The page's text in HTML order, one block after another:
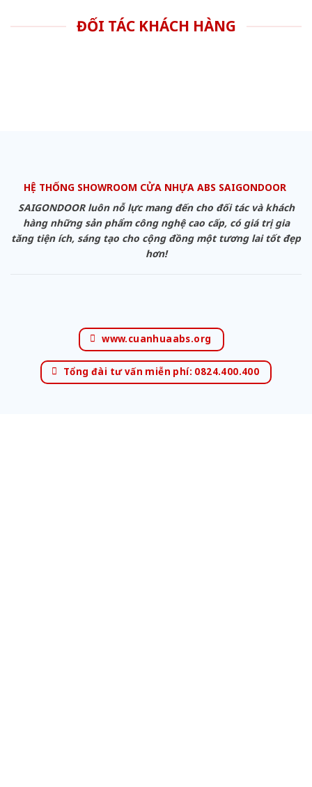
ĐỐI TÁC KHÁCH HÀNG
HỆ THỐNG SHOWROOM CỬA NHỰA ABS SAIGONDOOR
SAIGONDOOR luôn nỗ lực mang đến cho đối tác và khách
hàng những sản phẩm công nghệ cao cấp, có giá trị gia
tăng tiện ích, sáng tạo cho cộng đồng một tương lai tốt đẹp
hơn!
www.cuanhuaabs.org
Tổng đài tư vấn miễn phí: 0824.400.400